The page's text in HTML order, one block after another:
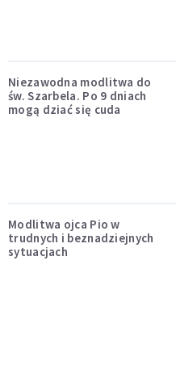
Niezawodna modlitwa do
św. Szarbela. Po 9 dniach
mogą dziać się cuda
Modlitwa ojca Pio w
trudnych i beznadziejnych
sytuacjach